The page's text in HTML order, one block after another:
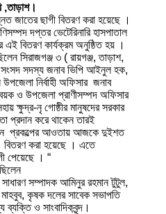
,তাড়াশ।
জাতের ছাগী বিতরণ করা হয়েছে ।
দপ্তর ভেটেরিনারি হাসপাতাল
বিতরণ কার্যক্রম অনুষ্ঠিত হয় ।
সিরাজগঞ্জ ৩ ( রায়গঞ্জ, তাড়াশ,
সংসদ সদস্য জনাব ভিপি আইনুল হক,
নির্বাহী অফিসার জনাব
ও উপজেলা প্রাণীসম্পদ অফিসার
ক্ষুদ্র-নৃ গোষ্ঠীর মানুষদের সরকার
প্রদান করে থাকেন তারই
প্রকল্পের আওতায় আজকে দুইশত
বিতরণ করা হয়েছে । এতে
পেয়েছে । “
সম্পাদক আমিনুর রহমান টুটুল,
কৃষক দলের সাবেক সভাপতি
ব্যক্তি ও সাংবাদিকবৃন্দ।